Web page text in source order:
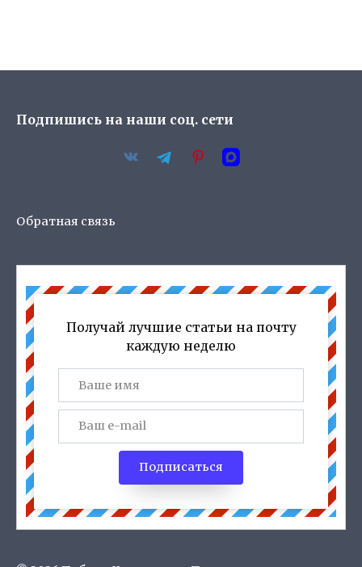
Подпишись на наши соц. сети
Обратная связь
Получай лучшие статьи на почту
каждую неделю
Подписаться